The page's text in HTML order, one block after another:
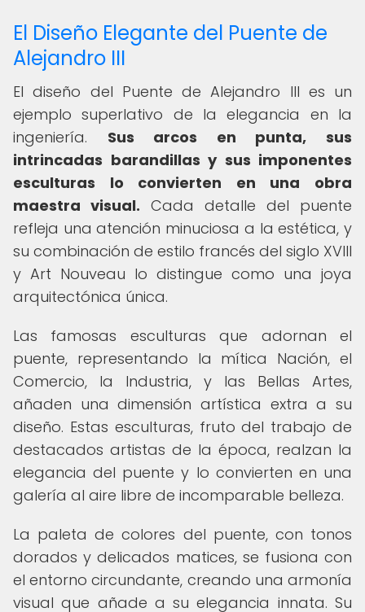
El Diseño Elegante del Puente de
Alejandro III
El diseño del Puente de Alejandro III es un
ejemplo superlativo de la elegancia en la
ingeniería. Sus arcos en punta, sus
intrincadas barandillas y sus imponentes
esculturas lo convierten en una obra
maestra visual. Cada detalle del puente
refleja una atención minuciosa a la estética, y
su combinación de estilo francés del siglo XVIII
y Art Nouveau lo distingue como una joya
arquitectónica única.
Las famosas esculturas que adornan el
puente, representando la mítica Nación, el
Comercio, la Industria, y las Bellas Artes,
añaden una dimensión artística extra a su
diseño. Estas esculturas, fruto del trabajo de
destacados artistas de la época, realzan la
elegancia del puente y lo convierten en una
galería al aire libre de incomparable belleza.
La paleta de colores del puente, con tonos
dorados y delicados matices, se fusiona con
el entorno circundante, creando una armonía
visual que añade a su elegancia innata. Su